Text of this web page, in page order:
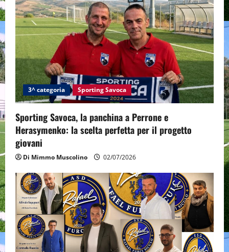
3^ categoria Sporting Savoca
Sporting Savoca, la panchina a Perrone e
Herasymenko: la scelta perfetta per il progetto
giovani
Di Mimmo Muscolino 02/07/2026